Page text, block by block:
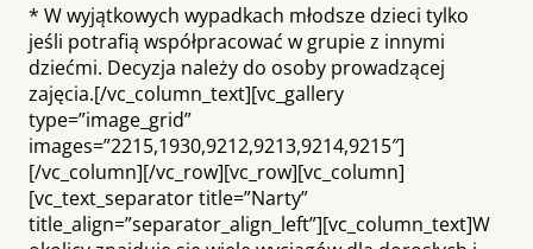
* W wyjątkowych wypadkach młodsze dzieci tylko
jeśli potrafią współpracować w grupie z innymi
dziećmi. Decyzja należy do osoby prowadzącej
zajęcia.[/vc_column_text][vc_gallery
type=”image_grid”
images=”2215,1930,9212,9213,9214,9215″]
[/vc_column][/vc_row][vc_row][vc_column]
[vc_text_separator title=”Narty”
title_align=”separator_align_left”][vc_column_text]W